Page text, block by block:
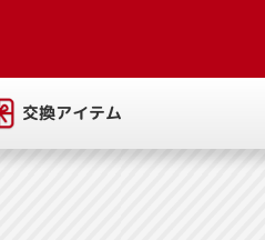
交換アイテム